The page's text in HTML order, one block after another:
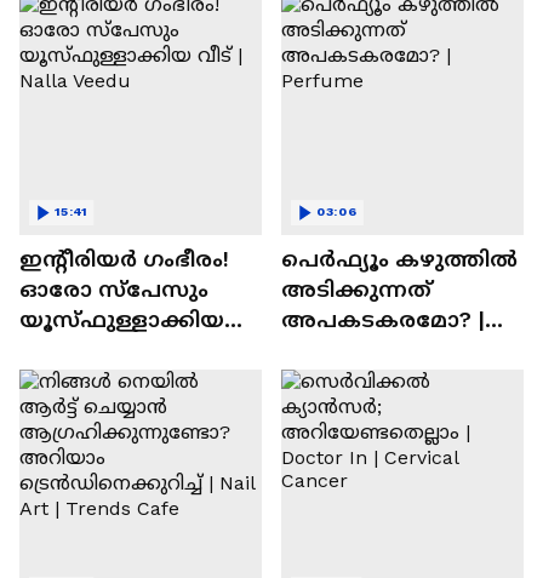
ഇന്റീരിയർ ഗംഭീരം!
ഓരോ സ്‌പേസും
യൂസ്ഫുള്ളാക്കിയ
15:41
പെർഫ്യൂം കഴുത്തിൽ
അടിക്കുന്നത്
അപകടകരമോ? |
03:06